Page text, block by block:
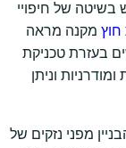
בשיטה של חיפויי
חוץ מקנה מראה
בעזרת טכניקת
וניתן
מפני נזקים של